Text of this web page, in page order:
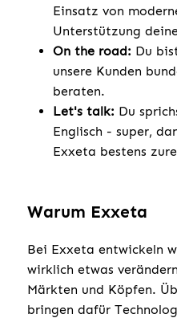
Einsatz von
Unterstützung
On the road: Du
unsere Kunden
beraten.
Let's talk: Du
Englisch - super,
Exxeta bestens
Warum Exxeta
Bei Exxeta entwickeln
wirklich etwas
Märkten und Köpfen.
bringen dafür